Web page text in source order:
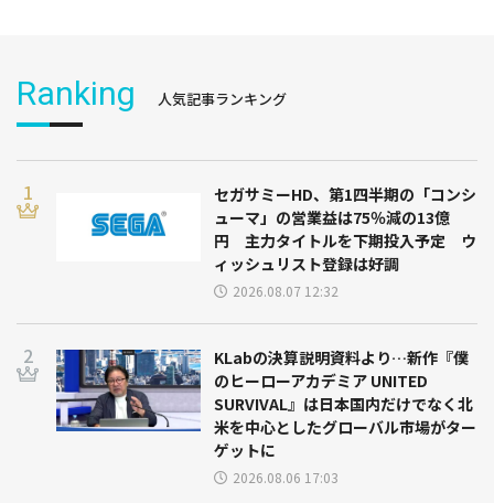
Ranking 人気記事ランキング
セガサミーHD、第1四半期の「コンシ
ューマ」の営業益は75％減の13億
円 主力タイトルを下期投入予定 ウ
ィッシュリスト登録は好調
2026.08.07 12:32
KLabの決算説明資料より…新作『僕
のヒーローアカデミア UNITED
SURVIVAL』は日本国内だけでなく北
米を中心としたグローバル市場がター
ゲットに
2026.08.06 17:03